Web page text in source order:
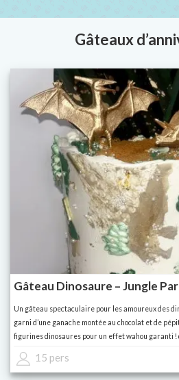
Gâteaux
Gâteau Dinosaure – Jungle
Un gâteau spectaculaire pour les amoureux des
garni d’une ganache montée au chocolat et de
figurines dinosaures pour un effet wahou garanti !
couleurs).15 pers